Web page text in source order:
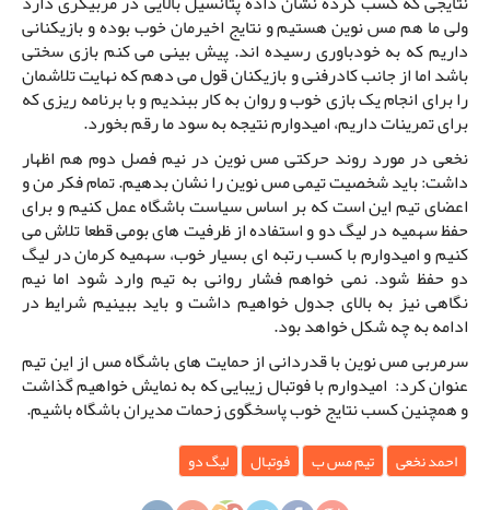
ولی ما هم مس نوین هستیم و نتایج اخیرمان خوب بوده و بازیکنانی
داریم که به خودباوری رسیده اند. پیش بینی می کنم بازی سختی
باشد اما از جانب کادرفنی و بازیکنان قول می دهم که نهایت تلاشمان
را برای انجام یک بازی خوب و روان به کار ببندیم و با برنامه ریزی که
برای تمرینات داریم، امیدوارم نتیجه به سود ما رقم بخورد.
نخعی در مورد روند حرکتی مس نوین در نیم فصل دوم هم اظهار
داشت: باید شخصیت تیمی مس نوین را نشان بدهیم. تمام فکر من و
اعضای تیم این است که بر اساس سیاست باشگاه عمل کنیم و برای
حفظ سهمیه در لیگ دو و استفاده از ظرفیت های بومی قطعا تلاش می
کنیم و امیدوارم با کسب رتبه ای بسیار خوب، سهمیه کرمان در لیگ
دو حفظ شود. نمی خواهم فشار روانی به تیم وارد شود اما نیم
نگاهی نیز به بالای جدول خواهیم داشت و باید ببینیم شرایط در
ادامه به چه شکل خواهد بود.
سرمربی مس نوین با قدردانی از حمایت های باشگاه مس از این تیم
عنوان کرد: امیدوارم با فوتبال زیبایی که به نمایش خواهیم گذاشت
و همچنین کسب نتایج خوب پاسخگوی زحمات مدیران باشگاه باشیم.
احمد نخعی تیم مس ب فوتبال لیگ دو